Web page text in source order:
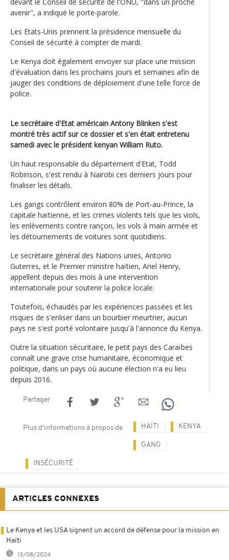
avenir", a indiqué le porte-parole.
Les Etats-Unis prennent la présidence mensuelle du
Conseil de sécurité à compter de mardi.
Le Kenya doit également envoyer sur place une mission
d'évaluation dans les prochains jours et semaines afin de
jauger des conditions de déploiement d'une telle force de
police.
Le secrétaire d'Etat américain Antony Blinken s'est
montré très actif sur ce dossier et s'en était entretenu
samedi avec le président kenyan William Ruto.
Un haut responsable du département d'Etat, Todd
Robinson, s'est rendu à Nairobi ces derniers jours pour
finaliser les détails.
Les gangs contrôlent environ 80% de Port-au-Prince, la
capitale haïtienne, et les crimes violents tels que les viols,
les enlèvements contre rançon, les vols à main armée et
les détournements de voitures sont quotidiens.
Le secrétaire général des Nations unies, Antonio
Guterres, et le Premier ministre haïtien, Ariel Henry,
appellent depuis des mois à une intervention
internationale pour soutenir la police locale.
Toutefois, échaudés par les expériences passées et les
risques de s'enliser dans un bourbier meurtrier, aucun
pays ne s'est porté volontaire jusqu'à l'annonce du Kenya.
Outre la situation sécuritaire, le petit pays des Caraïbes
connaît une grave crise humanitaire, économique et
politique, dans un pays où aucune élection n'a eu lieu
depuis 2016.
Partager
Plus d'informations à propos de HAÏTI KENYA
GANG
INSÉCURITÉ
ARTICLES CONNEXES
Le Kenya et les USA signent un accord de défense pour la mission en
Haïti
13/08/2024